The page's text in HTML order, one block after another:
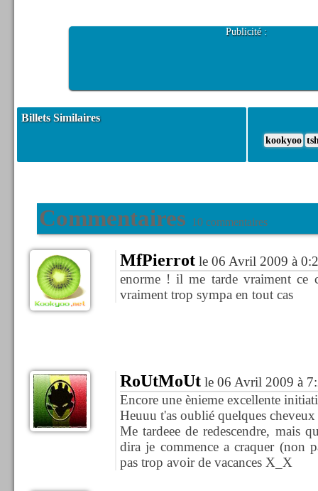
Publicité :
Billets Similaires
kookyoo
Commentaires 10 commentaires
MfPierrotle 06 Avril 2009 à
enorme ! il me tarde vraiment ce
vraiment trop sympa en tout cas
RoUtMoUtle 06 Avril 2009 à
Encore une ènieme excellente
Heuuu t'as oublié quelques
Me tardeee de redescendre, mais
dira je commence a craquer (non
pas trop avoir de vacances X_X